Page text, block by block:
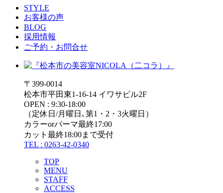
STYLE
お客様の声
BLOG
採用情報
ご予約・お問合せ
〒399-0014
松本市平田東1-16-14 イワサビル2F
OPEN : 9:30-18:00
（定休日/月曜日､第1・2・3火曜日）
カラーorパーマ最終17:00
カット最終18:00まで受付
TEL : 0263-42-0340
TOP
MENU
STAFF
ACCESS